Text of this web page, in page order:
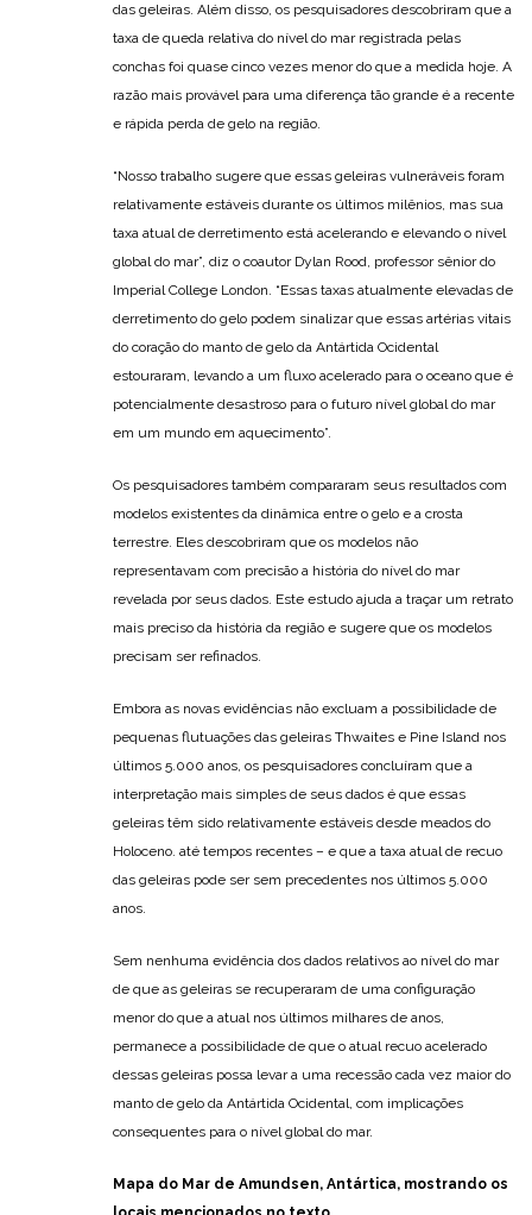
das geleiras. Além disso, os pesquisadores descobriram que a
taxa de queda relativa do nível do mar registrada pelas
conchas foi quase cinco vezes menor do que a medida hoje. A
razão mais provável para uma diferença tão grande é a recente
e rápida perda de gelo na região.
“Nosso trabalho sugere que essas geleiras vulneráveis foram
relativamente estáveis durante os últimos milênios, mas sua
taxa atual de derretimento está acelerando e elevando o nível
global do mar”, diz o coautor Dylan Rood, professor sênior do
Imperial College London. “Essas taxas atualmente elevadas de
derretimento do gelo podem sinalizar que essas artérias vitais
do coração do manto de gelo da Antártida Ocidental
estouraram, levando a um fluxo acelerado para o oceano que é
potencialmente desastroso para o futuro nível global do mar
em um mundo em aquecimento”.
Os pesquisadores também compararam seus resultados com
modelos existentes da dinâmica entre o gelo e a crosta
terrestre. Eles descobriram que os modelos não
representavam com precisão a história do nível do mar
revelada por seus dados. Este estudo ajuda a traçar um retrato
mais preciso da história da região e sugere que os modelos
precisam ser refinados.
Embora as novas evidências não excluam a possibilidade de
pequenas flutuações das geleiras Thwaites e Pine Island nos
últimos 5.000 anos, os pesquisadores concluíram que a
interpretação mais simples de seus dados é que essas
geleiras têm sido relativamente estáveis desde meados do
Holoceno. até tempos recentes – e que a taxa atual de recuo
das geleiras pode ser sem precedentes nos últimos 5.000
anos.
Sem nenhuma evidência dos dados relativos ao nível do mar
de que as geleiras se recuperaram de uma configuração
menor do que a atual nos últimos milhares de anos,
permanece a possibilidade de que o atual recuo acelerado
dessas geleiras possa levar a uma recessão cada vez maior do
manto de gelo da Antártida Ocidental, com implicações
consequentes para o nível global do mar.
Mapa do Mar de Amundsen, Antártica, mostrando os